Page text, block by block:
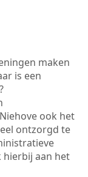
maken
is een
ook het
ontzorgd te
hierbij aan het